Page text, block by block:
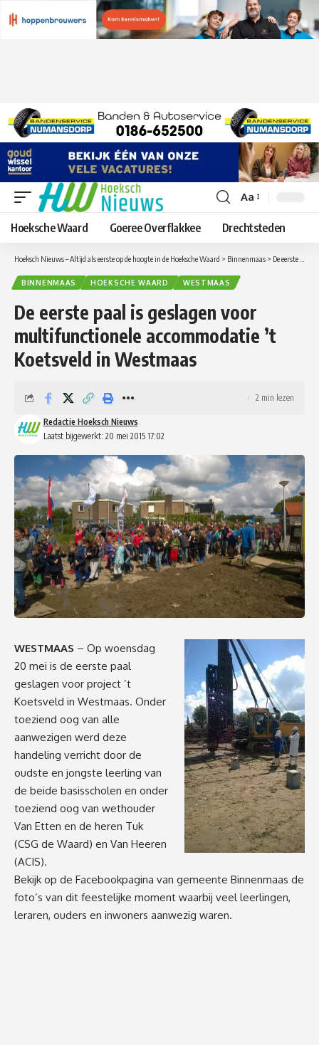
Lettergrootte
aanpassen
Aa
Hoeksche Waard Goeree Overflakkee Drechtsteden
Hoeksch Nieuws – Altijd als eerste op de hoogte in de Hoeksche Waard > Binnenmaas > De eerste paal is geslagen voor multifunctionele accommodatie ’t Koetsveld in Westmaas
BINNENMAAS HOEKSCHE WAARD WESTMAAS
De eerste paal is geslagen voor
multifunctionele accommodatie ’t
Koetsveld in Westmaas
Laatst bijgewerkt: 20 mei 2015 17:02
Redactie Hoeksch Nieuws
2 min lezen
WESTMAAS – Op woensdag
20 mei is de eerste paal
geslagen voor project ’t
Koetsveld in Westmaas. Onder
toeziend oog van alle
aanwezigen werd deze
handeling verricht door de
oudste en jongste leerling van
de beide basisscholen en onder
toeziend oog van wethouder
Van Etten en de heren Tuk
(CSG de Waard) en Van Heeren
(ACIS).
Bekijk op de Facebookpagina van gemeente Binnenmaas de
foto’s van dit feestelijke moment waarbij veel leerlingen,
leraren, ouders en inwoners aanwezig waren.